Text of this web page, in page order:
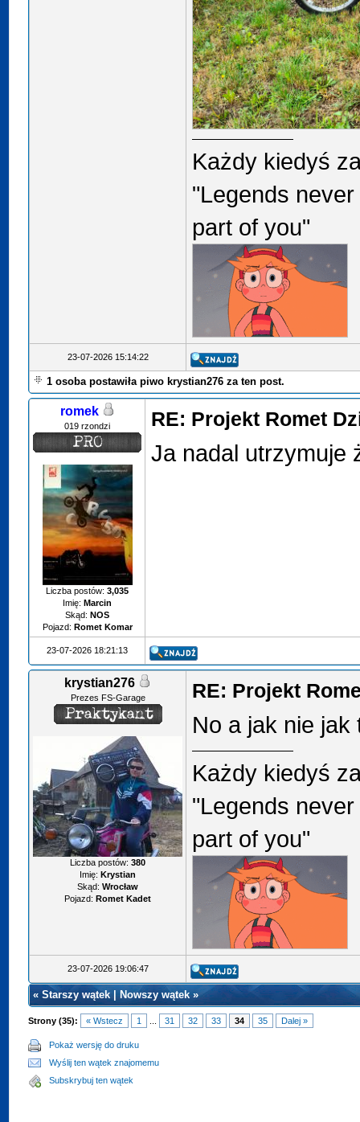
Każdy kiedyś
"Legends
part of you"
23-07-2026 15:14:22
1 osoba postawiła piwo krystian276 za ten post.
romek
019 rzondzi
Liczba postów:3,035
Imię: Marcin
Skąd: NOS
Pojazd: Romet Komar
RE: Projekt Romet
Ja nadal utrzymuje
23-07-2026 18:21:13
krystian276
Prezes FS-Garage
Liczba postów:380
Imię: Krystian
Skąd: Wrocław
Pojazd: Romet Kadet
RE: Projekt
No a jak nie jak
Każdy kiedyś
"Legends
part of you"
23-07-2026 19:06:47
«Starszy wątek Nowszy wątek»
Strony (35): « Wstecz 1 31 32 33 34 35 Dalej »
Pokaż wersję do druku
Wyślij ten wątek znajomemu
Subskrybuj ten wątek